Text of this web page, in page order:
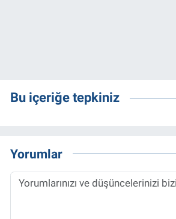
Bu içeriğe tepkiniz
Yorumlar